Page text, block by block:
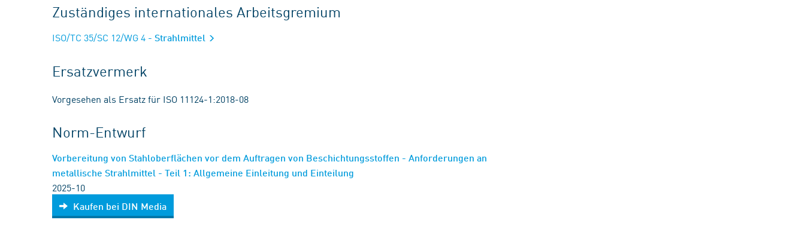
Zuständiges internationales Arbeitsgremium
ISO/TC 35/SC 12/WG 4 - Strahlmittel
Ersatzvermerk
Vorgesehen als Ersatz für ISO 11124-1:2018-08
Norm-Entwurf
Vorbereitung von Stahloberflächen vor dem Auftragen von Beschichtungsstoffen - Anforderungen an
metallische Strahlmittel - Teil 1: Allgemeine Einleitung und Einteilung
2025-10
Kaufen bei DIN Media